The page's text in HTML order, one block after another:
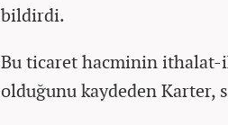
bildirdi.
Bu ticaret hacminin ithalat-
olduğunu kaydeden Karter,